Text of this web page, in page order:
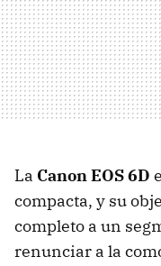
La CanonEOS6D
compacta, y su
completo a un
renunciar a la